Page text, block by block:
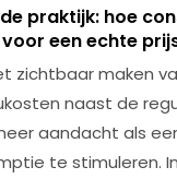
praktijk: hoe
een echte
zichtbaar maken
naast de
aandacht als
te stimuleren.